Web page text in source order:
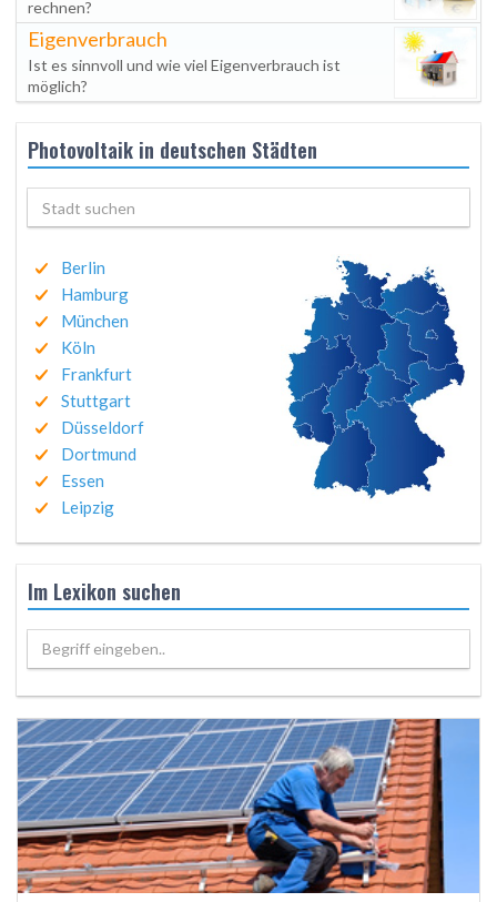
rechnen?
Eigenverbrauch
Ist es sinnvoll und wie viel Eigenverbrauch ist
möglich?
Photovoltaik in deutschen Städten
Berlin
Hamburg
München
Köln
Frankfurt
Stuttgart
Düsseldorf
Dortmund
Essen
Leipzig
Im Lexikon suchen
Begriff eingeben..